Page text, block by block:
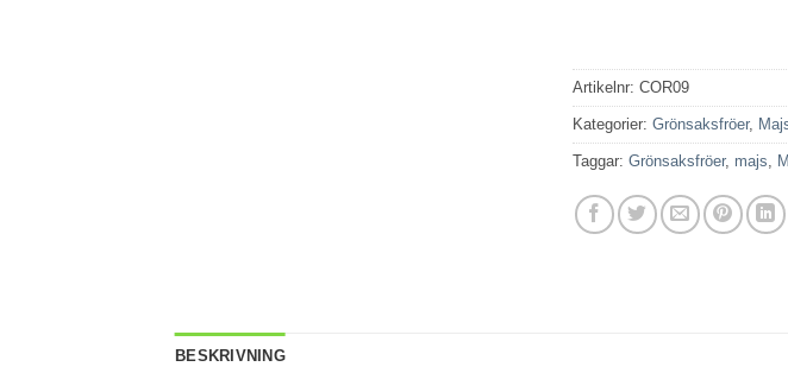
Artikelnr: COR09
Kategorier: Grönsaksfröer,
Taggar: Grönsaksfröer, majs,
BESKRIVNING